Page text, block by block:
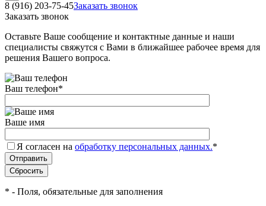
8 (916) 203-75-45Заказать звонок
Заказать звонок
Оставьте Ваше сообщение и контактные данные и наши
специалисты свяжутся с Вами в ближайшее рабочее время для
решения Вашего вопроса.
Ваш телефон*
Ваше имя
Я согласен на обработку персональных данных.*
* - Поля, обязательные для заполнения